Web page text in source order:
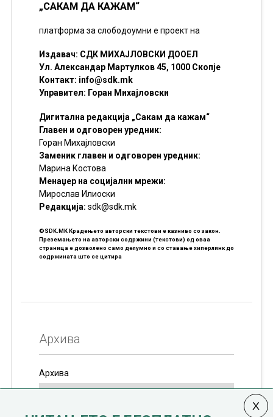
„САКАМ ДА КАЖАМ“
платформа за слободоумни е проект на
Издавач: СДК МИХАЈЛОВСКИ ДООЕЛ
Ул. Александар Мартулков 45, 1000 Скопје
Контакт: info@sdk.mk
Управител: Горан Михајловски
Дигитална редакција „Сакам да кажам“
Главен и одговорен уредник:
Горан Михајловски
Заменик главен и одговорен уредник:
Марина Костова
Менаџер на социјални мрежи:
Мирослав Илиоски
Редакцијa: sdk@sdk.mk
©SDK.MK Крадењето авторски текстови е казниво со закон.
Преземањето на авторски содржини (текстови) од оваа
страница е дозволено само делумно и со ставање хиперлинк до
содржината што се цитира
Архива
Архива